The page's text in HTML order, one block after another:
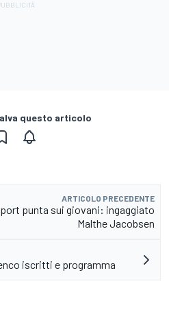
questo articolo
ARTICOLO PRECEDENTE
punta sui giovani: ingaggiato
Malthe Jacobsen
iscritti e programma